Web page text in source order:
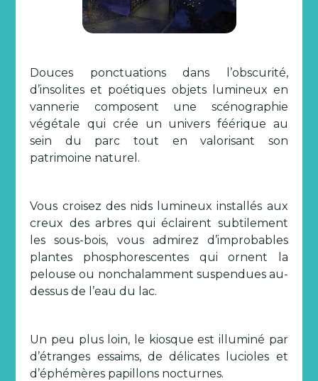
Douces ponctuations dans l’obscurité,
d’insolites et poétiques objets lumineux en
vannerie composent une scénographie
végétale qui crée un univers féérique au
sein du parc tout en valorisant son
patrimoine naturel.
Vous croisez des nids lumineux installés aux
creux des arbres qui éclairent subtilement
les sous-bois, vous admirez d’improbables
plantes phosphorescentes qui ornent la
pelouse ou nonchalamment suspendues au-
dessus de l’eau du lac.
Un peu plus loin, le kiosque est illuminé par
d’étranges essaims, de délicates lucioles et
d’éphémères papillons nocturnes.